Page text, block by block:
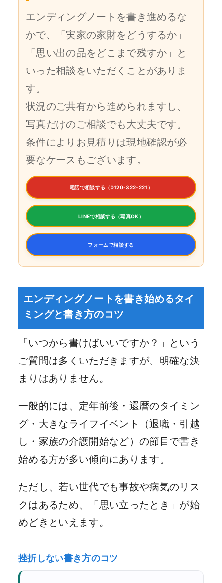
エンディングノートを書き進めるな
かで、「実家の家財をどうするか」
「思い出の品をどこまで残すか」と
いった相談をいただくことがありま
す。
状況のご共有から進められますし、
写真だけのご相談でも大丈夫です。
条件によりお見積りは現地確認が必
要なケースもございます。
電話で相談する（0120-322-221）
LINEで相談する（写真OK）
フォームで相談する
エンディングノートを書き始めるタイ
ミングと書き方のコツ
「いつから書けばいいですか？」という
ご質問は多くいただきますが、明確な決
まりはありません。
一般的には、定年前後・還暦のタイミン
グ・大きなライフイベント（退職・引越
し・家族の介護開始など）の節目で書き
始める方が多い傾向にあります。
ただし、若い世代でも事故や病気のリス
クはあるため、「思い立ったとき」が始
めどきといえます。
挫折しない書き方のコツ